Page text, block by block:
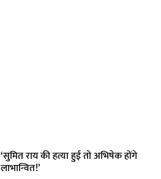
‘सुमित राय की हत्या हुई तो अभिषेक होंगे
लाभान्वित!’